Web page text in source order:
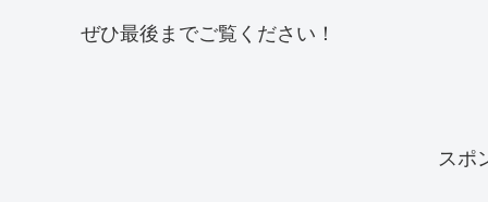
ぜひ最後までご覧ください！
スポ